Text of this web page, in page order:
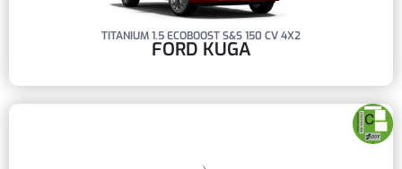
TITANIUM 1.5 ECOBOOST S&S 150 CV 4X2
FORD KUGA